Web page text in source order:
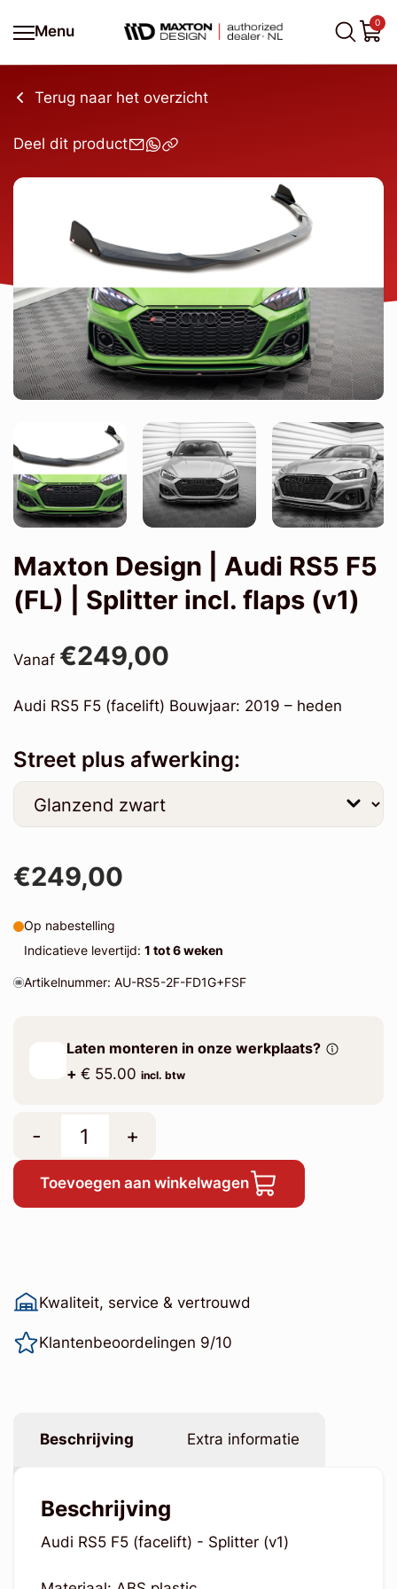
Menu
0
Terug naar het overzicht
Deel dit product
Maxton Design | Audi RS5 F5
(FL) | Splitter incl. flaps (v1)
Vanaf €249,00
Audi RS5 F5 (facelift) Bouwjaar: 2019 – heden
Street plus afwerking:
€249,00
Op nabestelling
Indicatieve levertijd: 1 tot 6 weken
Artikelnummer: AU-RS5-2F-FD1G+FSF
Laten monteren in onze werkplaats?
+ € 55.00 incl. btw
- +
Toevoegen aan winkelwagen
Kwaliteit, service & vertrouwd
Klantenbeoordelingen 9/10
Beschrijving Extra informatie
Beschrijving
Audi RS5 F5 (facelift) - Splitter (v1)